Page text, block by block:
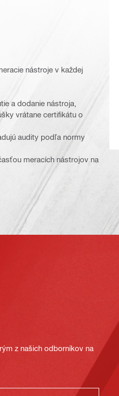
nástroje v každej
a dodanie nástroja,
vrátane certifikátu o
audity podľa normy
meracích nástrojov na
z našich odborníkov na